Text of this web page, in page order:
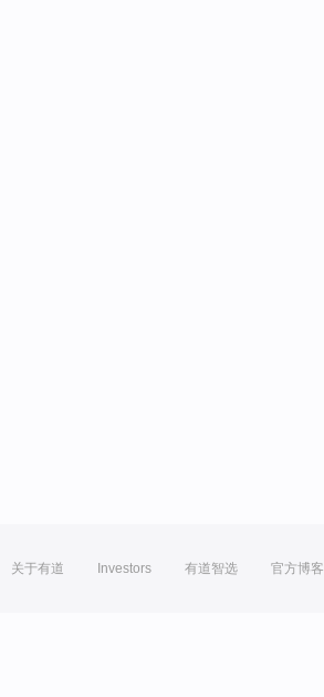
关于有道 Investors 有道智选 官方博客